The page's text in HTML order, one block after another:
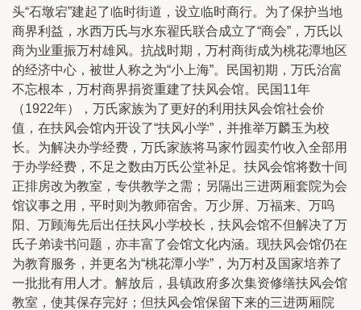
头“石墩宕”建起了临时街道，设立临时商行。为了保护当地
商界利益，水西万氏与水东翟氏联合成立了“商会”，万氏以
商为业重振万村雄风。抗战时期，万村商街成为桃花潭地区
的经济中心，被世人称之为“小上海”。民国初期，万氏治富
不忘根本，万村商界捐资重建了扶风会馆。民国11年
（1922年），万氏家族为了更好的利用扶风会馆社会价
值，在扶风会馆内开设了“扶风小学”，并推举万麟玉为校
长。为解决办学经费，万氏家族将马家竹园卖竹收入全部用
于办学经费，不足之数由万氏公堂补足。扶风会馆将数十间
正排房改为教室，专供教学之需；另隔出三进两厢套院为会
馆议事之用，平时则为教师宿舍。万少屏、万福来、万呜
阳、万顾海先后出任扶风小学校长，扶风会馆不但解决了万
氏子弟读书问题，亦丰富了会馆文化内涵。现扶风会馆仍在
为教育服务，并更名为“桃花潭小学”，为万村及国家培养了
一批批有用人才。解放后，县镇政府多次集资修缮扶风会馆
教室，使其保存完好；但扶风会馆保留下来的三进两厢院